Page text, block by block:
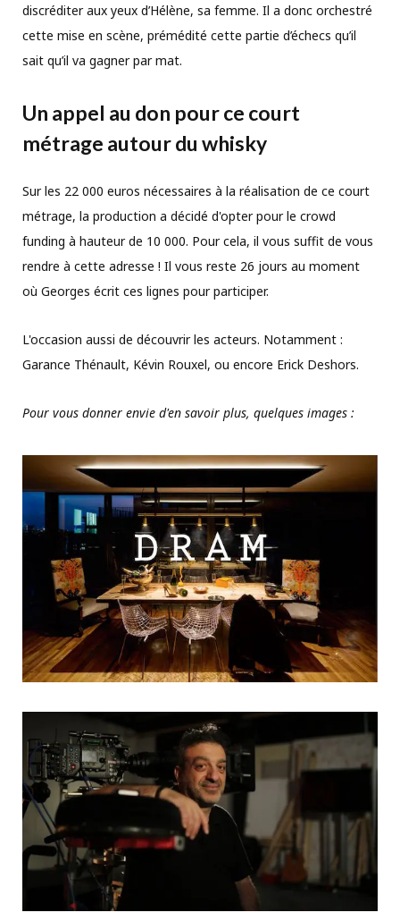
discréditer aux yeux d’Hélène, sa femme. Il a donc orchestré
cette mise en scène, prémédité cette partie d’échecs qu’il
sait qu’il va gagner par mat.
Un appel au don pour ce court
métrage autour du whisky
Sur les 22 000 euros nécessaires à la réalisation de ce court
métrage, la production a décidé d'opter pour le crowd
funding à hauteur de 10 000. Pour cela, il vous suffit de vous
rendre à cette adresse ! Il vous reste 26 jours au moment
où Georges écrit ces lignes pour participer.
L'occasion aussi de découvrir les acteurs. Notamment :
Garance Thénault, Kévin Rouxel, ou encore Erick Deshors.
Pour vous donner envie d'en savoir plus, quelques images :